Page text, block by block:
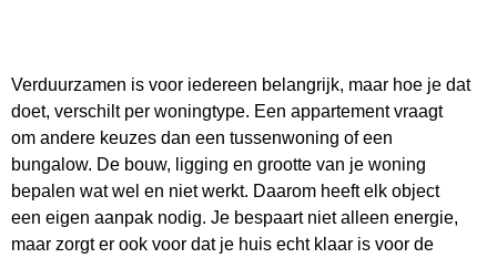
Verduurzamen is voor iedereen belangrijk, maar hoe je dat
doet, verschilt per woningtype. Een appartement vraagt
om andere keuzes dan een tussenwoning of een
bungalow. De bouw, ligging en grootte van je woning
bepalen wat wel en niet werkt. Daarom heeft elk object
een eigen aanpak nodig. Je bespaart niet alleen energie,
maar zorgt er ook voor dat je huis echt klaar is voor de